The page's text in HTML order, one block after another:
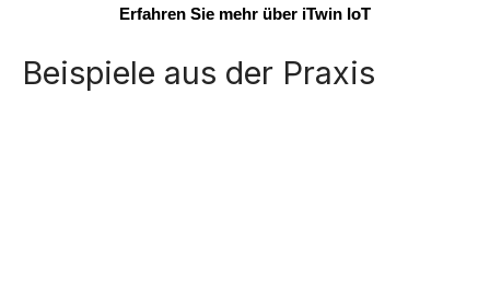
Erfahren Sie mehr über iTwin IoT
Beispiele aus der Praxis